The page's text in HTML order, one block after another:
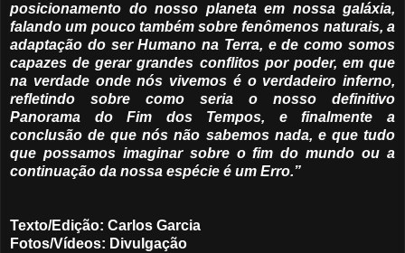
posicionamento do nosso planeta em nossa galáxia,
falando um pouco também sobre fenômenos naturais, a
adaptação do ser Humano na Terra, e de como somos
capazes de gerar grandes conflitos por poder, em que
na verdade onde nós vivemos é o verdadeiro inferno,
refletindo sobre como seria o nosso definitivo
Panorama do Fim dos Tempos, e finalmente a
conclusão de que nós não sabemos nada, e que tudo
que possamos imaginar sobre o fim do mundo ou a
continuação da nossa espécie é um Erro.”
Texto/Edição: Carlos Garcia
Fotos/Vídeos: Divulgação